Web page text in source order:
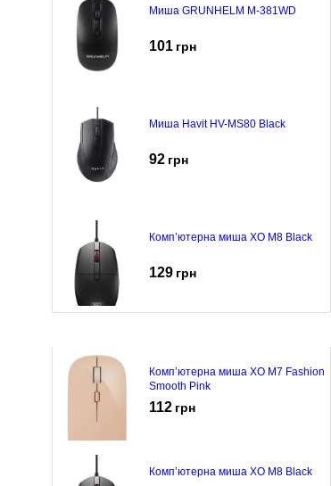
Миша GRUNHELM M-381WD
101 грн
Миша Havit HV-MS80 Black
92 грн
Комп’ютерна миша XO M8 Black
129 грн
Комп’ютерна миша XO M7 Fashion
Smooth Pink
112 грн
Комп’ютерна миша XO M8 Black